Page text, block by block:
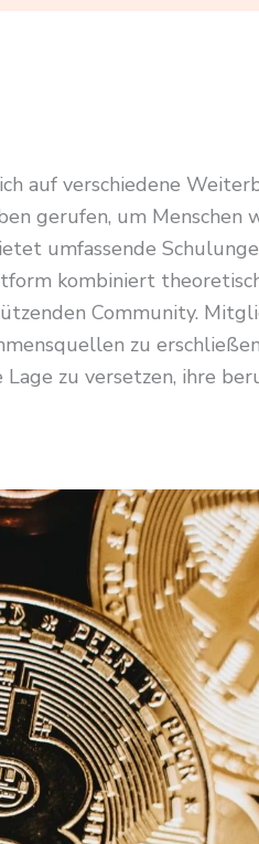
auf verschiedene
gerufen, um
umfassende
kombiniert
Community.
zu
zu versetzen, ihre